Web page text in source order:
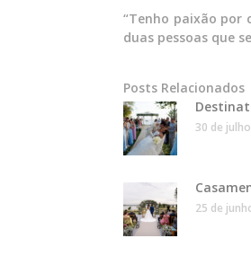
“Tenho paixão por
duas pessoas que
Posts Relacionados
30 de
25 de